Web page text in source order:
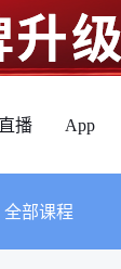
直播 App
全部课程